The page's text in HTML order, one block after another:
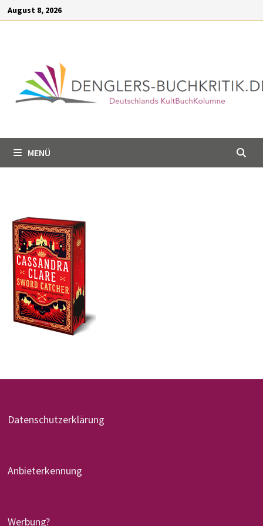
springen
Zum
Inhalt
August 8, 2026
MENÜ
Datenschutzerklärung
Anbieterkennung
Werbung?